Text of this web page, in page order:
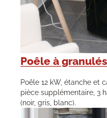
Poêle à
Poêle 12 kW, étanche et
pièce supplémentaire, 3
(noir, gris, blanc).